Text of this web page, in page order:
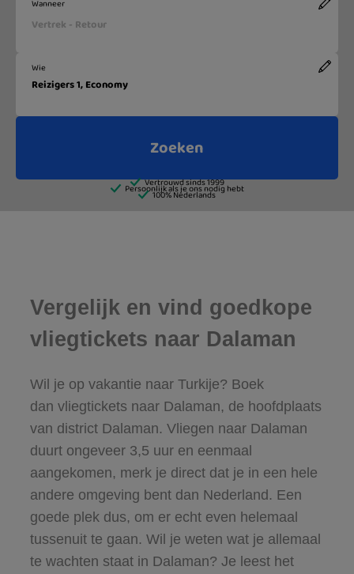
Vergelijk en vind goedkope
vliegtickets naar Dalaman
Wil je op vakantie naar Turkije? Boek
dan vliegtickets naar Dalaman, de hoofdplaats
van district Dalaman. Vliegen naar Dalaman
duurt ongeveer 3,5 uur en eenmaal
aangekomen, merk je direct dat je in een hele
andere omgeving bent dan Nederland. Een
goede plek dus, om er echt even helemaal
tussenuit te gaan. Wil je weten wat je allemaal
te wachten staat in Dalaman? Je leest het